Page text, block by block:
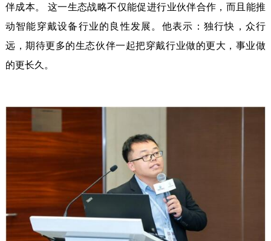
伴成本。 这一生态战略不仅能促进行业伙伴合作，而且能推
动智能穿戴设备行业的良性发展。他表示：独行快，众行
远，期待更多的生态伙伴一起把穿戴行业做的更大，事业做
的更长久。